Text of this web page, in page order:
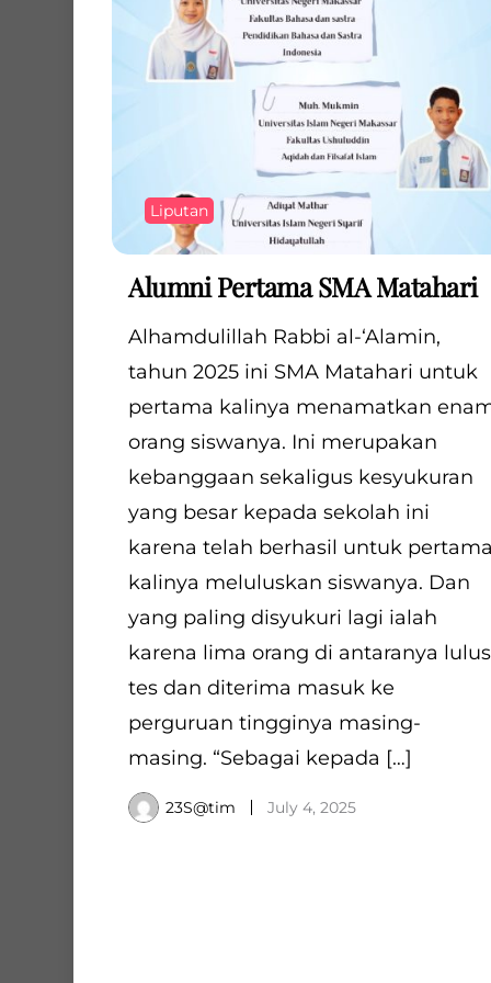
Liputan
Alumni Pertama SMA Matahari
Alhamdulillah Rabbi al-‘Alamin,
tahun 2025 ini SMA Matahari untuk
pertama kalinya menamatkan
orang siswanya. Ini merupakan
kebanggaan sekaligus kesyukuran
yang besar kepada sekolah ini
karena telah berhasil untuk
kalinya meluluskan siswanya. Dan
yang paling disyukuri lagi ialah
karena lima orang di antaranya lulus
tes dan diterima masuk ke
perguruan tingginya masing-
masing. “Sebagai kepada […]
23S@tim July 4, 2025